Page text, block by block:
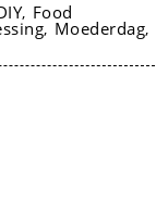
, Food
, Moederdag,